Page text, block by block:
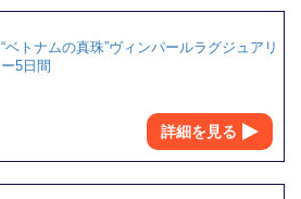
“ベトナムの真珠”ヴィンパールラグジュアリ
ー5日間
詳細を見る